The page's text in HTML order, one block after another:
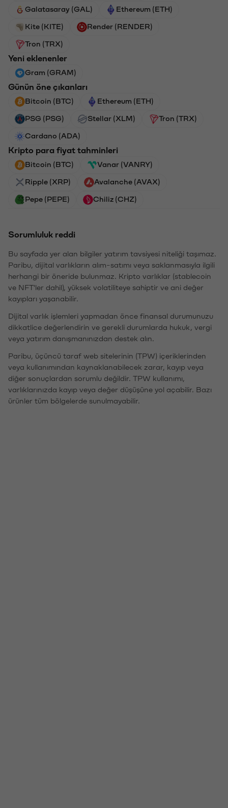
Galatasaray (GAL) Ethereum (ETH)
Kite (KITE) Render (RENDER)
Tron (TRX)
Yeni eklenenler
Gram (GRAM)
Günün öne çıkanları
Bitcoin (BTC) Ethereum (ETH)
PSG (PSG) Stellar (XLM) Tron (TRX)
Cardano (ADA)
Kripto para fiyat tahminleri
Bitcoin (BTC) Vanar (VANRY)
Ripple (XRP) Avalanche (AVAX)
Pepe (PEPE) Chiliz (CHZ)
Sorumluluk reddi
Bu sayfada yer alan bilgiler yatırım tavsiyesi niteliği taşımaz.
Paribu, dijital varlıkların alım-satımı veya saklanmasıyla ilgili
herhangi bir öneride bulunmaz. Kripto varlıklar (stablecoin
ve NFT'ler dahil), yüksek volatiliteye sahiptir ve ani değer
kayıpları yaşanabilir.
Dijital varlık işlemleri yapmadan önce finansal durumunuzu
dikkatlice değerlendirin ve gerekli durumlarda hukuk, vergi
veya yatırım danışmanınızdan destek alın.
Paribu, üçüncü taraf web sitelerinin (TPW) içeriklerinden
veya kullanımından kaynaklanabilecek zarar, kayıp veya
diğer sonuçlardan sorumlu değildir. TPW kullanımı,
varlıklarınızda kayıp veya değer düşüşüne yol açabilir. Bazı
ürünler tüm bölgelerde sunulmayabilir.